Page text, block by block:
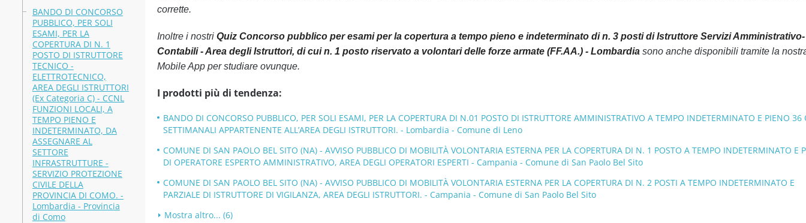
BANDO DI CONCORSO
PUBBLICO, PER SOLI
ESAMI, PER LA
COPERTURA DI N. 1
POSTO DI ISTRUTTORE
TECNICO -
ELETTROTECNICO,
AREA DEGLI ISTRUTTORI
(Ex Categoria C) - CCNL
FUNZIONI LOCALI, A
TEMPO PIENO E
INDETERMINATO, DA
ASSEGNARE AL
SETTORE
INFRASTRUTTURE -
SERVIZIO PROTEZIONE
CIVILE DELLA
PROVINCIA DI COMO. -
Lombardia - Provincia
di Como
corrette.
Inoltre i nostri Quiz Concorso pubblico per esami per la copertura a tempo pieno e indeterminato di n. 3 posti di Istruttore Servizi Amministrativo-
Contabili - Area degli Istruttori, di cui n. 1 posto riservato a volontari delle forze armate (FF.AA.) - Lombardiasono anche disponibili tramite la
Mobile App per studiare ovunque.
I prodotti più di tendenza:
BANDO DI CONCORSO PUBBLICO, PER SOLI ESAMI, PER LA COPERTURA DI N.01 POSTO DI ISTRUTTORE AMMINISTRATIVO A TEMPO INDETERMINATO E PIENO 36
SETTIMANALI APPARTENENTE ALL’AREA DEGLI ISTRUTTORI. - Lombardia - Comune di Leno
COMUNE DI SAN PAOLO BEL SITO (NA) - AVVISO PUBBLICO DI MOBILITÀ VOLONTARIA ESTERNA PER LA COPERTURA DI N. 1 POSTO A TEMPO INDETERMINATO E
DI OPERATORE ESPERTO AMMINISTRATIVO, AREA DEGLI OPERATORI ESPERTI - Campania - Comune di San Paolo Bel Sito
COMUNE DI SAN PAOLO BEL SITO (NA) - AVVISO PUBBLICO DI MOBILITÀ VOLONTARIA ESTERNA PER LA COPERTURA DI N. 2 POSTI A TEMPO INDETERMINATO E
PARZIALE DI ISTRUTTORE DI VIGILANZA, AREA DEGLI ISTRUTTORI. - Campania - Comune di San Paolo Bel Sito
Mostra altro... (6)